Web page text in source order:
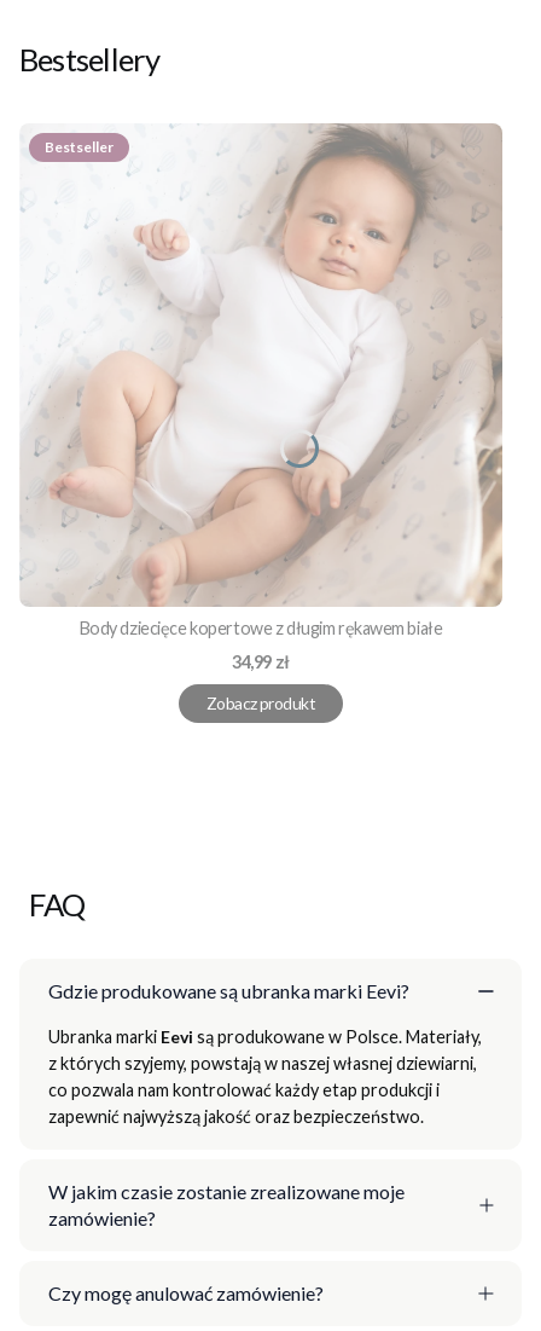
Bestsellery
Bestseller
Body dziecięce kopertowe z długim rękawem białe
Cena
34,99 zł
Zobacz produkt
FAQ
Gdzie produkowane są ubranka marki Eevi?
Ubranka marki Eevi są produkowane w Polsce. Materiały,
z których szyjemy, powstają w naszej własnej dziewiarni,
co pozwala nam kontrolować każdy etap produkcji i
zapewnić najwyższą jakość oraz bezpieczeństwo.
W jakim czasie zostanie zrealizowane moje
zamówienie?
Czy mogę anulować zamówienie?